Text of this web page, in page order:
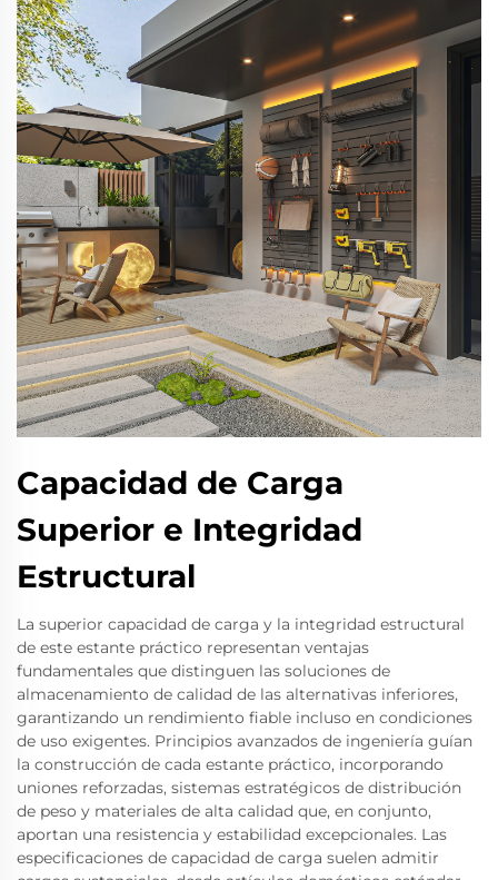
Capacidad de Carga
Superior e Integridad
Estructural
La superior capacidad de carga y la integridad estructural
de este estante práctico representan ventajas
fundamentales que distinguen las soluciones de
almacenamiento de calidad de las alternativas inferiores,
garantizando un rendimiento fiable incluso en condiciones
de uso exigentes. Principios avanzados de ingeniería guían
la construcción de cada estante práctico, incorporando
uniones reforzadas, sistemas estratégicos de distribución
de peso y materiales de alta calidad que, en conjunto,
aportan una resistencia y estabilidad excepcionales. Las
especificaciones de capacidad de carga suelen admitir